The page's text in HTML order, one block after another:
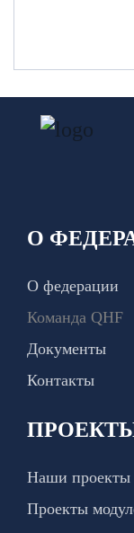
О
О федерации
Команда QHF
Документы
Контакты
Наши проекты
Проекты